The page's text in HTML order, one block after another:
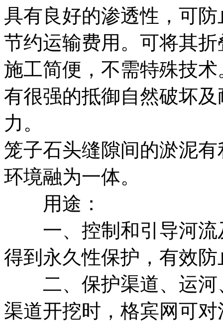
具有良好的渗透性，可
节约运输费用。可将其
施工简便，不需特殊技术
有很强的抵御自然破坏
力。
笼子石头缝隙间的淤泥
环境融为一体。
用途：
一、控制和引导河流
得到永久性保护，有效
二、保护渠道、运河
渠道开挖时，格宾网可